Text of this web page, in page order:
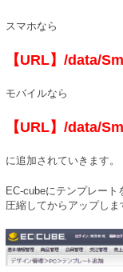
スマホなら
【URL】/data/
モバイルなら
【URL】/data/
に追加されていきます。
EC-cubeにテンプレー
圧縮してからアップしま